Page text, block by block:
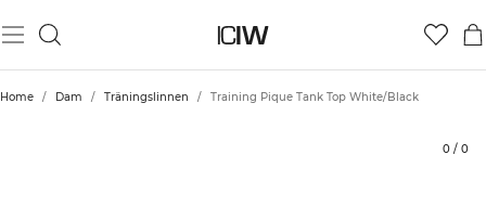
Home / Dam / Träningslinnen / Training Pique Tank Top White/Black
0 / 0